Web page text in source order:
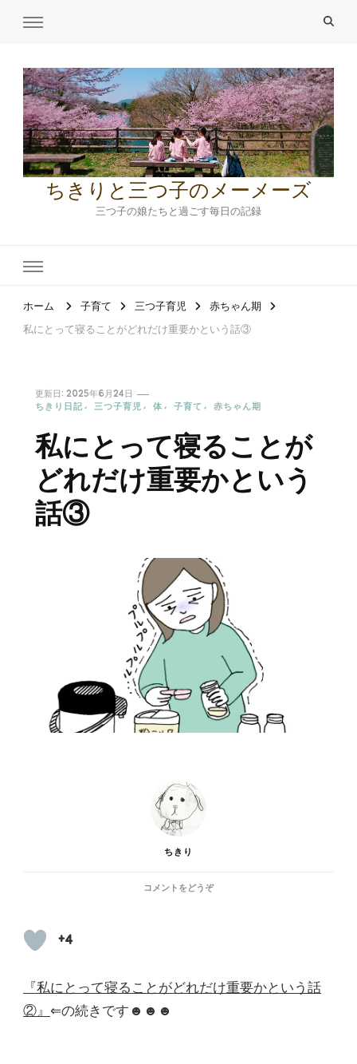
ちきりと三つ子のメーメーズ
三つ子の娘たちと過ごす毎日の記録
ホーム 子育て 三つ子育児 赤ちゃん期
私にとって寝ることがどれだけ重要かという話③
更新日: 2025年6月24日
ちきり日記
三つ子育児 体 子育て 赤ちゃん期
私にとって寝ることが
どれだけ重要かという
話③
ちきり
コメントをどうぞ(私
こ
+4
『私にとって寝ることがどれだけ重要かという話
②』 ⇐の続きです☻☻☻